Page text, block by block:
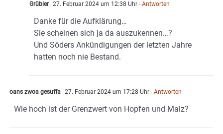
Grübler 27. Februar 2024 um 12:38 Uhr - Antworten
Danke für die Aufklärung…
Sie scheinen sich ja da auszukennen…?
Und Söders Ankündigungen der letzten Jahre
hatten noch nie Bestand.
oans zwoa gesuffa 27. Februar 2024 um 17:28 Uhr - Antworten
Wie hoch ist der Grenzwert von Hopfen und Malz?